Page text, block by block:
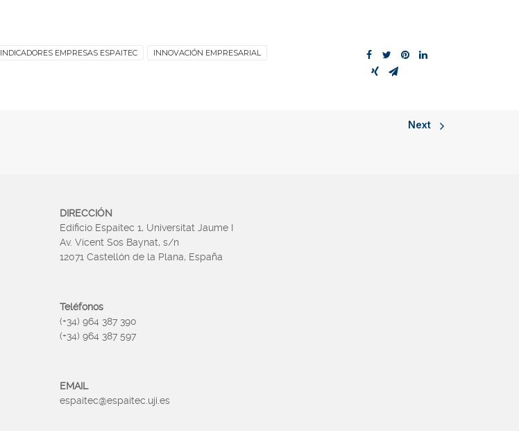
INDICADORES EMPRESAS ESPAITEC INNOVACIÓN EMPRESARIAL
Next
DIRECCIÓN
Edificio Espaitec 1, Universitat Jaume I
Av. Vicent Sos Baynat, s/n
12071 Castellón de la Plana, España
Teléfonos
(+34) 964 387 390
(+34) 964 387 597
EMAIL
espaitec@espaitec.uji.es